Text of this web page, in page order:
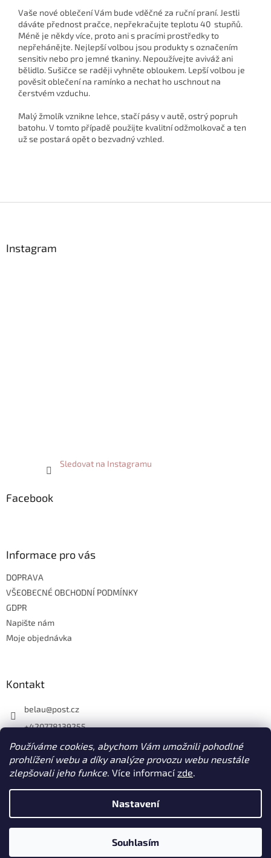
Používáme cookies, abychom Vám umožnili pohodlné
prohlížení webu a díky analýze provozu webu neustále
zlepšovali jeho funkce. Více informacízde.
Nastavení
Souhlasím
Vaše nové oblečení Vám bude vděčné za ruční praní. Jestli
dáváte přednost pračce, nepřekračujte teplotu 40 stupňů.
Méně je někdy více, proto ani s pracími prostředky to
nepřehánějte. Nejlepší volbou jsou produkty s označením
sensitiv nebo pro jemné tkaniny. Nepoužívejte aviváž ani
bělidlo. Sušičce se raději vyhněte obloukem. Lepší volbou je
pověsit oblečení na ramínko a nechat ho uschnout na
čerstvém vzduchu.
Malý žmolík vznikne lehce, stačí pásy v autě, ostrý popruh
batohu. V tomto případě použijte kvalitní odžmolkovač a ten
už se postará opět o bezvadný vzhled.
Instagram
Sledovat na Instagramu
Facebook
Informace pro vás
DOPRAVA
VŠEOBECNÉ OBCHODNÍ PODMÍNKY
GDPR
Napište nám
Moje objednávka
Kontakt
belau@post.cz
+420778139255
https://www.facebook.com/belau.cz
belau.cz
Vytvořil Shoptet
BeLau. Všechna práva vyhrazena.